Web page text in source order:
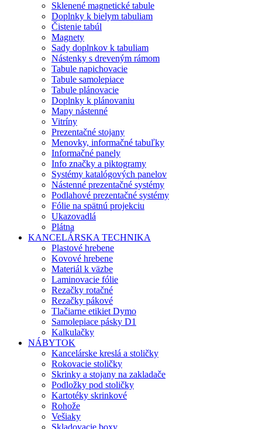
Sklenené magnetické tabule
Doplnky k bielym tabuliam
Čistenie tabúl
Magnety
Sady doplnkov k tabuliam
Nástenky s dreveným rámom
Tabule napichovacie
Tabule samolepiace
Tabule plánovacie
Doplnky k plánovaniu
Mapy nástenné
Vitríny
Prezentačné stojany
Menovky, informačné tabuľky
Informačné panely
Info značky a piktogramy
Systémy katalógových panelov
Nástenné prezentačné systémy
Podlahové prezentačné systémy
Fólie na spätnú projekciu
Ukazovadlá
Plátna
KANCELÁRSKA TECHNIKA
Plastové hrebene
Kovové hrebene
Materiál k väzbe
Laminovacie fólie
Rezačky rotačné
Rezačky pákové
Tlačiarne etikiet Dymo
Samolepiace pásky D1
Kalkulačky
NÁBYTOK
Kancelárske kreslá a stoličky
Rokovacie stoličky
Skrinky a stojany na zakladače
Podložky pod stoličky
Kartotéky skrinkové
Rohože
Vešiaky
Skladovacie boxy